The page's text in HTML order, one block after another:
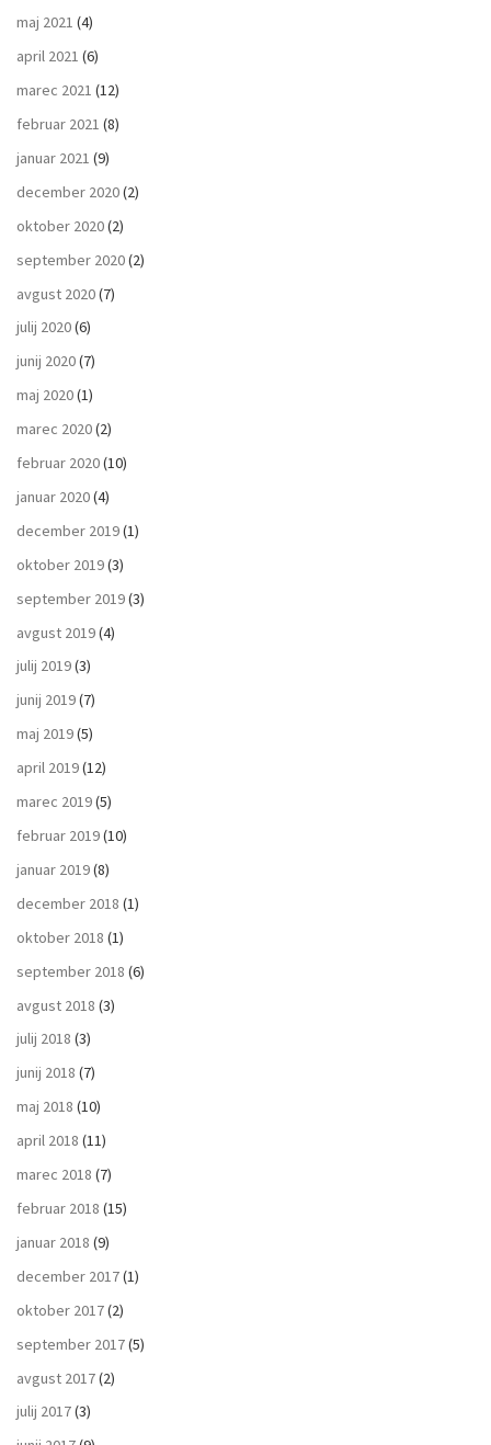
maj 2021 (4)
april 2021 (6)
marec 2021 (12)
februar 2021 (8)
januar 2021 (9)
december 2020(2)
oktober 2020(2)
september 2020(2)
avgust 2020(7)
julij 2020(6)
junij 2020(7)
maj 2020(1)
marec 2020(2)
februar 2020(10)
januar 2020(4)
december 2019(1)
oktober 2019(3)
september 2019(3)
avgust 2019(4)
julij 2019(3)
junij 2019(7)
maj 2019(5)
april 2019(12)
marec 2019(5)
februar 2019(10)
januar 2019(8)
december 2018 (1)
oktober 2018 (1)
september 2018 (6)
avgust 2018 (3)
julij 2018 (3)
junij 2018 (7)
maj 2018 (10)
april 2018 (11)
marec 2018 (7)
februar 2018 (15)
januar 2018 (9)
december 2017(1)
oktober 2017(2)
september 2017(5)
avgust 2017(2)
julij 2017(3)